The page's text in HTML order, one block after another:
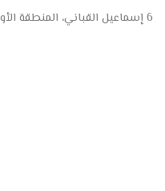
6 إسماعيل القباني، المنطقة الأولى، مدينة نصر